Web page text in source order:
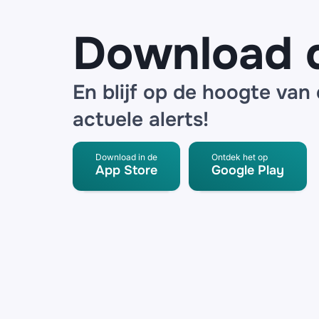
Download
En blijf op de hoogte van
actuele alerts!
Download in de
App Store
Ontdek het op
Google Play